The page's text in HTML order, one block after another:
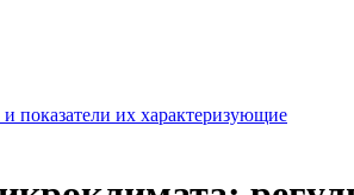
показатели их характеризующие